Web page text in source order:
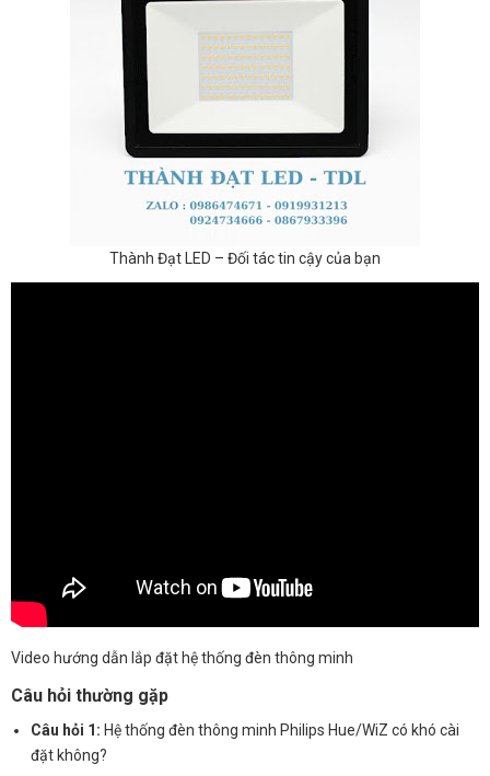
Thành Đạt LED – Đối tác tin cậy của bạn
Video hướng dẫn lắp đặt hệ thống đèn thông minh
Câu hỏi thường gặp
Câu hỏi 1: Hệ thống đèn thông minh Philips Hue/WiZ có khó cài
đặt không?